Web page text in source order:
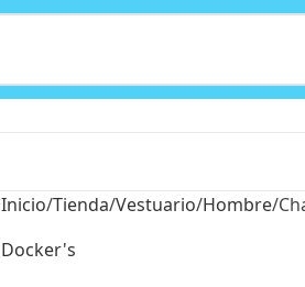
Inicio Tienda Vestuario Hombre
Docker's